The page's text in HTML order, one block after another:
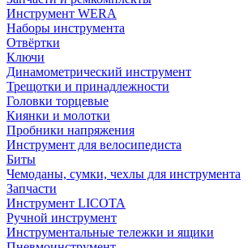
Инструмент WERA
Наборы инструмента
Отвёртки
Ключи
Динамометрический инструмент
Трещотки и принадлежности
Головки торцевые
Киянки и молотки
Пробники напряжения
Инструмент для велосипедиста
Биты
Чемоданы, сумки, чехлы для инструмента
Запчасти
Инструмент LICOTA
Ручной инструмент
Инструментальные тележки и ящики